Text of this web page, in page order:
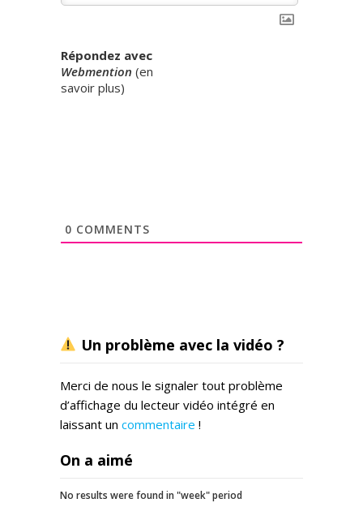
Répondez avec
Webmention (en
savoir plus)
0 COMMENTS
Un problème avec la vidéo ?
Merci de nous le signaler tout problème
d’affichage du lecteur vidéo intégré en
laissant un commentaire !
On a aimé
No results were found in "week" period